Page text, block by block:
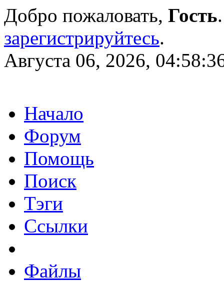
Добро пожаловать, Гость
зарегистрируйтесь.
Августа 06, 2026,
Начало
Форум
Помощь
Поиск
Тэги
Ссылки
Файлы